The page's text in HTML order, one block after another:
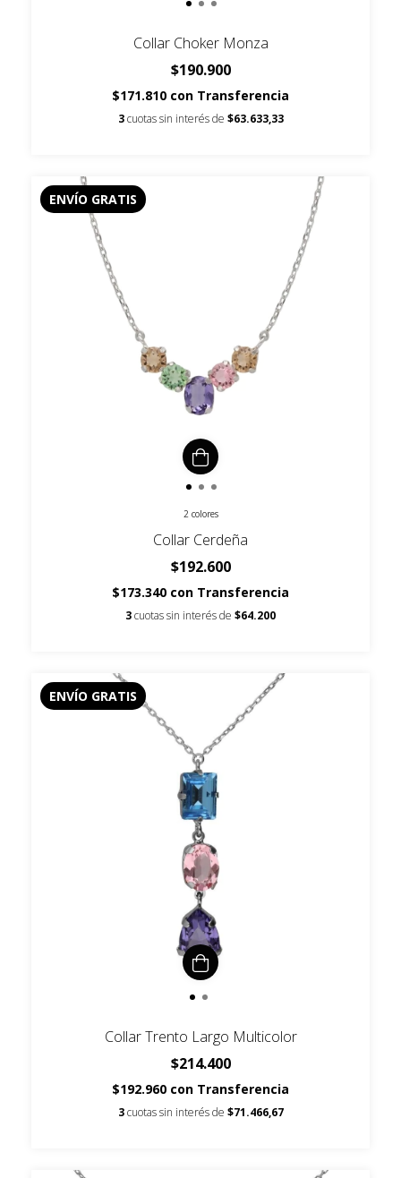
Collar Choker Monza
$190.900
$171.810 con Transferencia
3 cuotas sin interés de $63.633,33
ENVÍO GRATIS
2 colores
Collar Cerdeña
$192.600
$173.340 con Transferencia
3cuotas sin interés de $64.200
ENVÍO GRATIS
Collar Trento Largo Multicolor
$214.400
$192.960 con Transferencia
3 cuotas sin interés de $71.466,67